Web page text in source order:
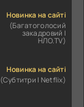
Новинка на сайті
(Багатоголосий
закадровий |
НЛО.TV)
Новинка на сайті
(Субтитри | Netflix)